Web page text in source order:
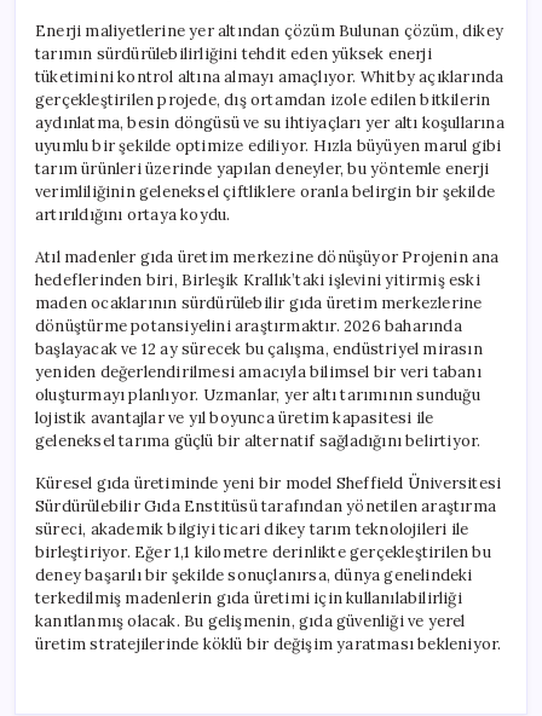
Enerji maliyetlerine yer altından çözüm Bulunan çözüm, dikey
tarımın sürdürülebilirliğini tehdit eden yüksek enerji
tüketimini kontrol altına almayı amaçlıyor. Whitby açıklarında
gerçekleştirilen projede, dış ortamdan izole edilen bitkilerin
aydınlatma, besin döngüsü ve su ihtiyaçları yer altı koşullarına
uyumlu bir şekilde optimize ediliyor. Hızla büyüyen marul gibi
tarım ürünleri üzerinde yapılan deneyler, bu yöntemle enerji
verimliliğinin geleneksel çiftliklere oranla belirgin bir şekilde
artırıldığını ortaya koydu.
Atıl madenler gıda üretim merkezine dönüşüyor Projenin ana
hedeflerinden biri, Birleşik Krallık’taki işlevini yitirmiş eski
maden ocaklarının sürdürülebilir gıda üretim merkezlerine
dönüştürme potansiyelini araştırmaktır. 2026 baharında
başlayacak ve 12 ay sürecek bu çalışma, endüstriyel mirasın
yeniden değerlendirilmesi amacıyla bilimsel bir veri tabanı
oluşturmayı planlıyor. Uzmanlar, yer altı tarımının sunduğu
lojistik avantajlar ve yıl boyunca üretim kapasitesi ile
geleneksel tarıma güçlü bir alternatif sağladığını belirtiyor.
Küresel gıda üretiminde yeni bir model Sheffield Üniversitesi
Sürdürülebilir Gıda Enstitüsü tarafından yönetilen araştırma
süreci, akademik bilgiyi ticari dikey tarım teknolojileri ile
birleştiriyor. Eğer 1,1 kilometre derinlikte gerçekleştirilen bu
deney başarılı bir şekilde sonuçlanırsa, dünya genelindeki
terkedilmiş madenlerin gıda üretimi için kullanılabilirliği
kanıtlanmış olacak. Bu gelişmenin, gıda güvenliği ve yerel
üretim stratejilerinde köklü bir değişim yaratması bekleniyor.